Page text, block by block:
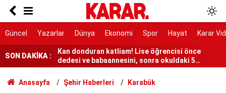
Güncel Yazarlar Dünya Ekonomi Spor Hayat Karar
SON DAKİKA :
Silahlı kişiler yakalandı
dedesi ve babaannesini, sonra okuldaki 5
öğretmenini katletti
Anlaşma sonrası liderlerden cemaatle namaz
İbrahim Peksoy Silivri’den Taksim’e ulaştı
Anasayfa Şehir Haberleri Karabük